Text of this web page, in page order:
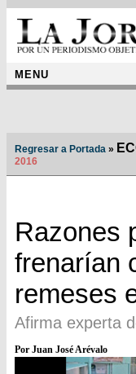
MENU
Regresar a Portada »
2016
Razones
frenarían
remeses
Afirma experta
Por Juan José Arévalo